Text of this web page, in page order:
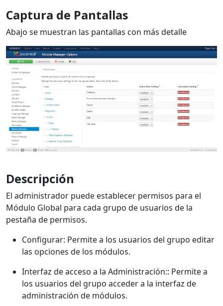
Captura de Pantallas
Abajo se muestran las pantallas con más detalle
Descripción
El administrador puede establecer permisos para el
Módulo Global para cada grupo de usuarios de la
pestaña de permisos.
Configurar: Permite a los usuarios del grupo editar
las opciones de los módulos.
Interfaz de acceso a la Administración:: Permite a
los usuarios del grupo acceder a la interfaz de
administración de módulos.